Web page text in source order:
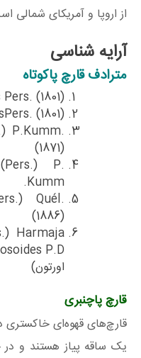
از اروپا و آمریکای شمالی
آرایه شناسی
مترادف قارچ پاکوتاه
(1801)
(1801)
P.Kumm.
(1871)
P.
Kumm.
Quél.
(1886)
Harmaja
اورتون)
قارچ پاچنبری
قارچ‌های قهوه‌ای خاکستری
یک ساقه پیاز هستند و